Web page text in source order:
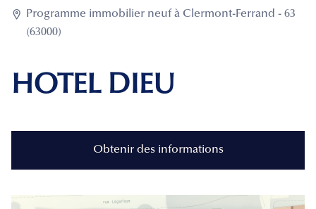

Programme immobilier neuf à Clermont-Ferrand - 63
(63000)
HOTEL DIEU
Obtenir des informations